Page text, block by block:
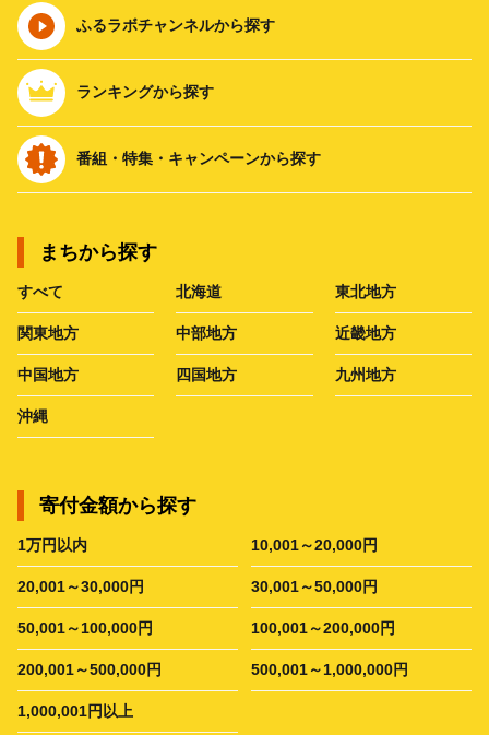
ふるラボチャンネルから探す
ランキングから探す
番組・特集・キャンペーンから探す
まちから探す
すべて 北海道 東北地方
関東地方 中部地方 近畿地方
中国地方 四国地方 九州地方
沖縄
寄付金額から探す
1万円以内 10,001～20,000円
20,001～30,000円 30,001～50,000円
50,001～100,000円 100,001～200,000円
200,001～500,000円 500,001～1,000,000円
1,000,001円以上